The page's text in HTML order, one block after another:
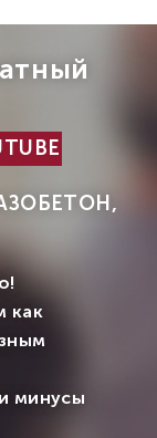
как
минусы